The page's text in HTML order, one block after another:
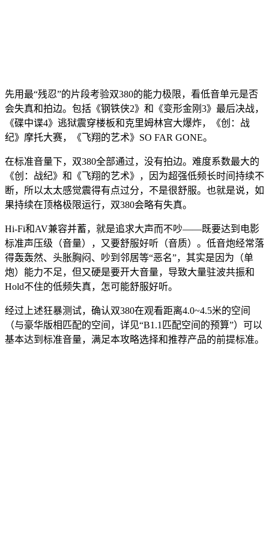
先用最“残忍”的片段考验双380的能力极限，看低音单元是否
会失真和拍边。包括《钢铁侠2》和《变形金刚3》最后决战，
《碟中谍4》逃狱震穿楼板和克里姆林宫大爆炸，《创：战
纪》摩托大赛，《飞翔的艺术》SO FAR GONE。
在标准音量下，双380全部通过，没有拍边。难度系数最大的
《创：战纪》和《飞翔的艺术》，因为超强低频长时间持续不
断，所以太太感觉震得有点过分，不是很舒服。也就是说，如
果持续在顶格极限运行，双380会略有失真。
Hi-Fi和AV兼容并蓄，就是追求大声而不吵——既要达到电影
标准声压级（音量），又要舒服好听（音质）。低音炮经常落
得轰轰然、头胀胸闷、吵到邻居等“恶名”，其实是因为（单
炮）能力不足，但又硬是要开大音量，导致大量驻波共振和
Hold不住的低频失真，怎可能舒服好听。
经过上述狂暴测试，确认双380在观看距离4.0~4.5米的空间
（与豪华版相匹配的空间，详见“B1.1匹配空间的预算”）可以
基本达到标准音量，满足本攻略选择和推荐产品的前提标准。